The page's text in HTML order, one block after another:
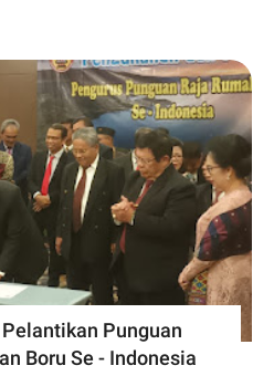
Punguan
Boru Se - Indonesia